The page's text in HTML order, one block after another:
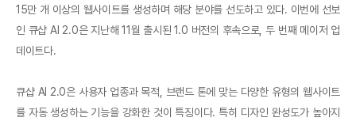
15만 개 이상의 웹사이트를 생성하며 해당 분야를 선도하고 있다. 이번에 선보
인 큐샵 AI 2.0은 지난해 11월 출시된 1.0 버전의 후속으로, 두 번째 메이저 업
데이트다.
큐샵 AI 2.0은 사용자 업종과 목적, 브랜드 톤에 맞는 다양한 유형의 웹사이트
를 자동 생성하는 기능을 강화한 것이 특징이다. 특히 디자인 완성도가 높아지